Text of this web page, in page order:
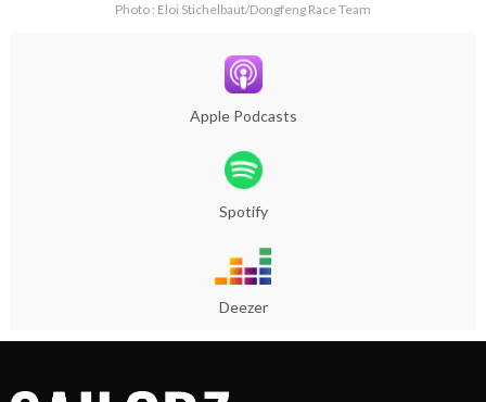
Photo : Eloi Stichelbaut/Dongfeng Race Team
Apple Podcasts
Spotify
Deezer